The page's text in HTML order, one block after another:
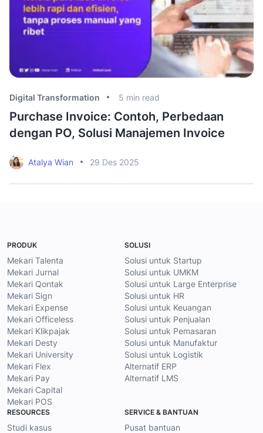
Digital Transformation 5 min read
Purchase Invoice: Contoh, Perbedaan
dengan PO, Solusi Manajemen Invoice
Atalya Wian 29 Des 2025
PRODUK
Mekari Talenta
Mekari Jurnal
Mekari Qontak
Mekari Sign
Mekari Expense
Mekari Officeless
Mekari Klikpajak
Mekari Desty
Mekari University
Mekari Flex
Mekari Pay
Mekari Capital
Mekari POS
SOLUSI
Solusi untuk Startup
Solusi untuk UMKM
Solusi untuk Large Enterprise
Solusi untuk HR
Solusi untuk Keuangan
Solusi untuk Penjualan
Solusi untuk Pemasaran
Solusi untuk Manufaktur
Solusi untuk Logistik
Alternatif ERP
Alternatif LMS
RESOURCES
Studi kasus
SERVICE & BANTUAN
Pusat bantuan